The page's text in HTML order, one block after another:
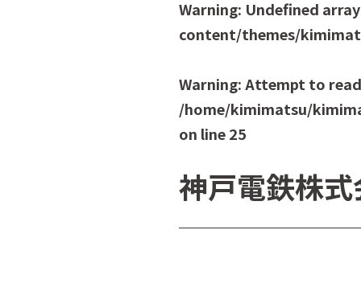
Warning: Undefined
content/themes/
Warning: Attempt to
/home/kimimatsu/
on line25
神戸電鉄株